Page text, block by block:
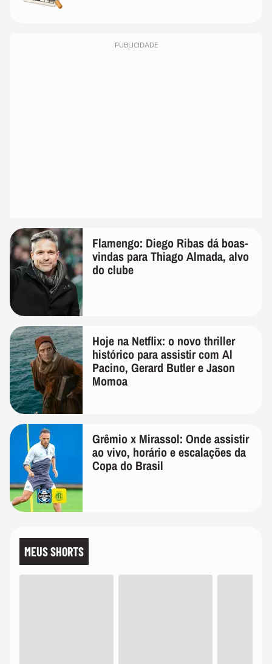
PUBLICIDADE
Flamengo: Diego Ribas dá boas-
vindas para Thiago Almada, alvo
do clube
Hoje na Netflix: o novo thriller
histórico para assistir com Al
Pacino, Gerard Butler e Jason
Momoa
Grêmio x Mirassol: Onde assistir
ao vivo, horário e escalações da
Copa do Brasil
MEUS SHORTS